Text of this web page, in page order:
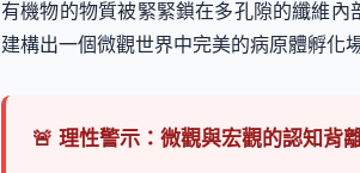
有機物的物質被緊緊鎖在多孔隙的纖維
建構出一個微觀世界中完美的病原體孵化
🚨 理性警示：微觀與宏觀的認知背